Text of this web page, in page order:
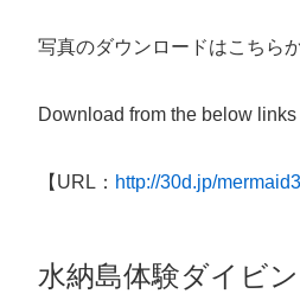
写真のダウンロードはこちら
Download from the below
【URL： http://30d.jp/
水納島体験ダイビ